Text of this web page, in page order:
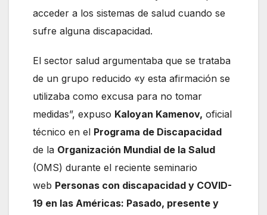
acceder a los sistemas de salud cuando se
sufre alguna discapacidad.
El sector salud argumentaba que se trataba
de un grupo reducido «y esta afirmación se
utilizaba como excusa para no tomar
medidas”, expuso Kaloyan Kamenov, oficial
técnico en el Programa de Discapacidad
de la Organización Mundial de la Salud
(OMS) durante el reciente seminario
web Personas con discapacidad y COVID-
19 en las Américas: Pasado, presente y